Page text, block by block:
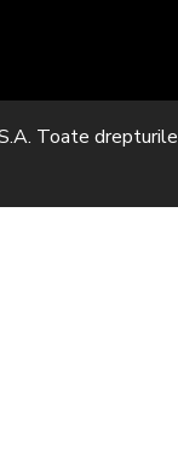
Toate drepturile